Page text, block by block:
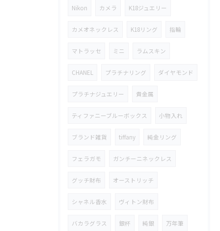
Nikon カメラ K18ジュエリー
カメオネックレス K18リング 指輪
マトラッセ ミニ ラムスキン
CHANEL プラチナリング ダイヤモンド
プラチナジュエリー 貴金属
ティファニーブルーボックス 小物入れ
ブランド雑貨 tiffany 純金リング
フェラガモ ガンチーニネックレス
グッチ財布 オーストリッチ
シャネル香水 ヴィトン財布
バカラグラス 銀杯 純銀 万年筆